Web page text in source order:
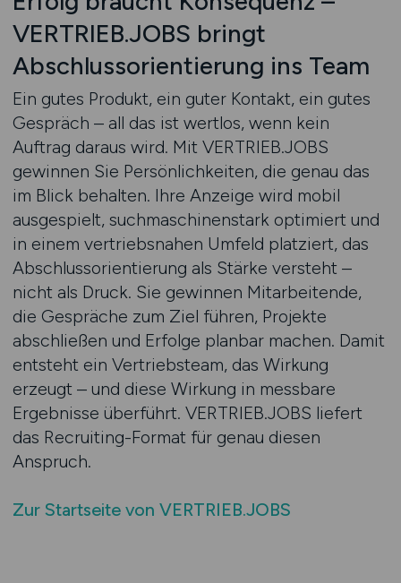
VERTRIEB.JOBS bringt
Abschlussorientierung ins Team
Ein gutes Produkt, ein guter Kontakt, ein gutes
Gespräch – all das ist wertlos, wenn kein
Auftrag daraus wird. Mit VERTRIEB.JOBS
gewinnen Sie Persönlichkeiten, die genau das
im Blick behalten. Ihre Anzeige wird mobil
ausgespielt, suchmaschinenstark optimiert und
in einem vertriebsnahen Umfeld platziert, das
Abschlussorientierung als Stärke versteht –
nicht als Druck. Sie gewinnen Mitarbeitende,
die Gespräche zum Ziel führen, Projekte
abschließen und Erfolge planbar machen. Damit
entsteht ein Vertriebsteam, das Wirkung
erzeugt – und diese Wirkung in messbare
Ergebnisse überführt. VERTRIEB.JOBS liefert
das Recruiting-Format für genau diesen
Anspruch.
Zur Startseite von VERTRIEB.JOBS